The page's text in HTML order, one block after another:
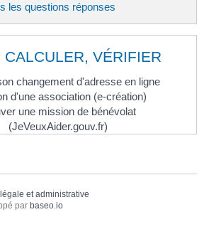
les questions réponses
CALCULER, VÉRIFIER
changement d'adresse en ligne
d'une association (e-création)
une mission de bénévolat
(JeVeuxAider.gouv.fr)
et administrative
par baseo.io